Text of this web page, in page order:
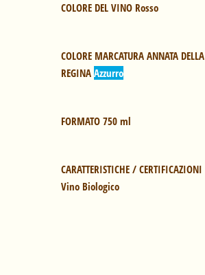
COLORE DEL VINO Rosso
COLORE MARCATURA ANNATA DELLA
REGINA Azzurro
FORMATO 750 ml
Vino Biologico